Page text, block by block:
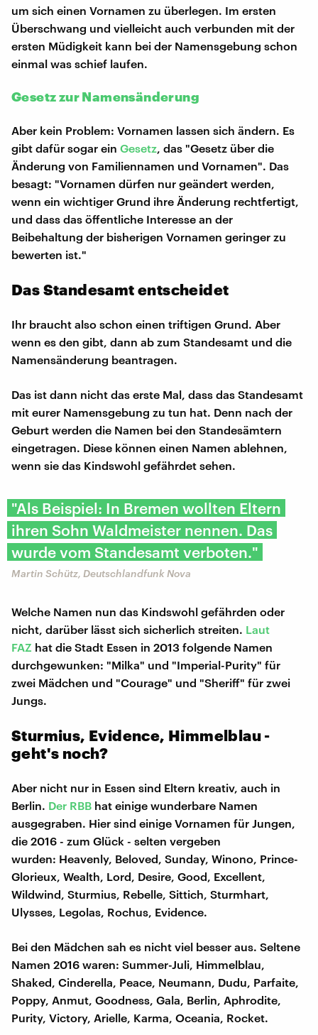
um sich einen Vornamen zu überlegen. Im ersten
Überschwang und vielleicht auch verbunden mit der
ersten Müdigkeit kann bei der Namensgebung schon
einmal was schief laufen.
Gesetz zur Namensänderung
Aber kein Problem: Vornamen lassen sich ändern. Es
gibt dafür sogar ein Gesetz , das "Gesetz über die
Änderung von Familiennamen und Vornamen". Das
besagt: "Vornamen dürfen nur geändert werden,
wenn ein wichtiger Grund ihre Änderung rechtfertigt,
und dass das öffentliche Interesse an der
Beibehaltung der bisherigen Vornamen geringer zu
bewerten ist."
Das Standesamt entscheidet
Ihr braucht also schon einen triftigen Grund. Aber
wenn es den gibt, dann ab zum Standesamt und die
Namensänderung beantragen.
Das ist dann nicht das erste Mal, dass das Standesamt
mit eurer Namensgebung zu tun hat. Denn nach der
Geburt werden die Namen bei den Standesämtern
eingetragen. Diese können einen Namen ablehnen,
wenn sie das Kindswohl gefährdet sehen.
"Als Beispiel: In Bremen wollten Eltern
ihren Sohn Waldmeister nennen. Das
wurde vom Standesamt verboten."
Martin Schütz, Deutschlandfunk Nova
Welche Namen nun das Kindswohl gefährden oder
nicht, darüber lässt sich sicherlich streiten. Laut
FAZ hat die Stadt Essen in 2013 folgende Namen
durchgewunken: "Milka" und "Imperial-Purity" für
zwei Mädchen und "Courage" und "Sheriff" für zwei
Jungs.
Sturmius, Evidence, Himmelblau -
geht's noch?
Aber nicht nur in Essen sind Eltern kreativ, auch in
Berlin. Der RBB hat einige wunderbare Namen
ausgegraben. Hier sind einige Vornamen für Jungen,
die 2016 - zum Glück - selten vergeben
wurden: Heavenly, Beloved, Sunday, Winono, Prince-
Glorieux, Wealth, Lord, Desire, Good, Excellent,
Wildwind, Sturmius, Rebelle, Sittich, Sturmhart,
Ulysses, Legolas, Rochus, Evidence.
Bei den Mädchen sah es nicht viel besser aus. Seltene
Namen 2016 waren: Summer-Juli, Himmelblau,
Shaked, Cinderella, Peace, Neumann, Dudu, Parfaite,
Poppy, Anmut, Goodness, Gala, Berlin, Aphrodite,
Purity, Victory, Arielle, Karma, Oceania, Rocket.